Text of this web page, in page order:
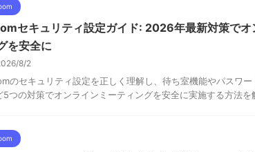
セキュリティ設定ガイド: 2026年最新対策でオ
を安全に
8/2
のセキュリティ設定を正しく理解し、待ち室機能やパスワ
5つの対策でオンラインミーティングを安全に実施する方法を